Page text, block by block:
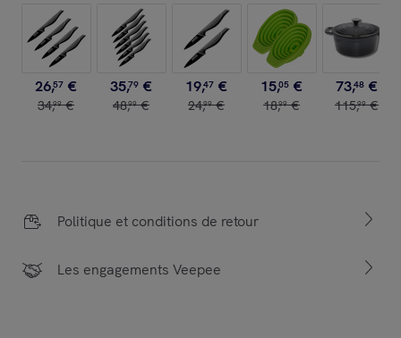
26,57 €
34,99 €
35,79 €
48,99 €
19,47 €
24,99 €
15,05 €
18,99 €
73,48 €
115,99 €
Politique et conditions de retour
Les engagements Veepee